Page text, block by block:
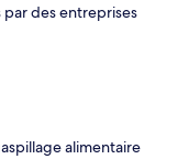
par des entreprises
alimentaire